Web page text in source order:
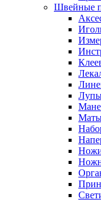
Швейные
Маты